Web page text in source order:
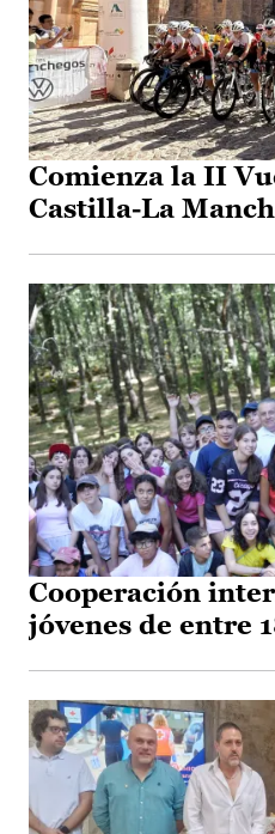
Comienza la II
Castilla-La
Cooperación
jóvenes de entre